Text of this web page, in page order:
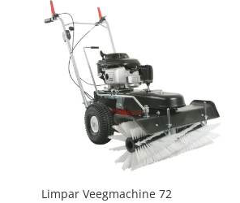
Limpar Veegmachine 72